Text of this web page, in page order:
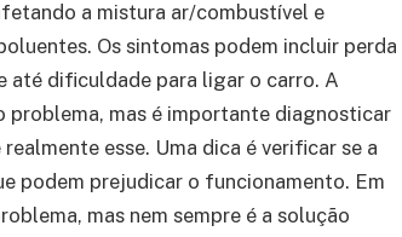
a mistura ar/combustível e
Os sintomas podem incluir perda
até dificuldade para ligar o carro. A
mas é importante diagnosticar
esse. Uma dica é verificar se a
podem prejudicar o funcionamento. Em
mas nem sempre é a solução